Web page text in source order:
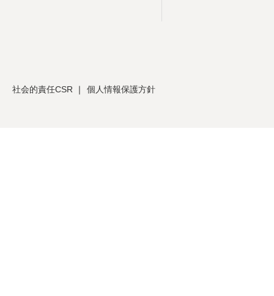
社会的責任CSR 個人情報保護方針